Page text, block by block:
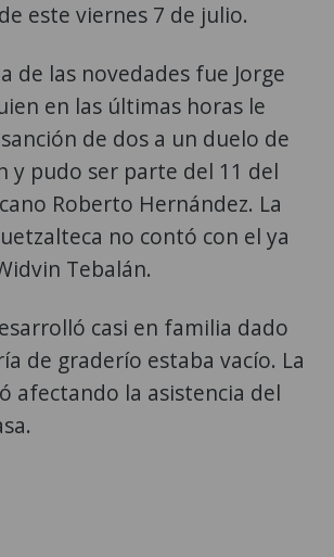
este viernes 7 de julio.
de las novedades fue Jorge
en las últimas horas le
de dos a un duelo de
y pudo ser parte del 11 del
Roberto Hernández. La
no contó con el ya
Tebalán.
casi en familia dado
de graderío estaba vacío. La
afectando la asistencia del